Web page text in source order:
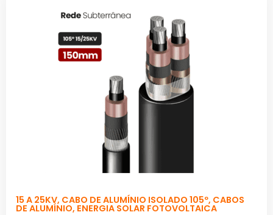
15 A 25KV, CABO DE ALUMÍNIO ISOLADO 105º, CABOS
DE ALUMÍNIO, ENERGIA SOLAR FOTOVOLTAICA